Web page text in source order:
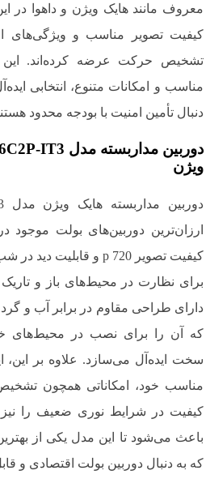
معروف مانند هایک ویژن و داهوا در
کیفیت تصویر مناسب و ویژگی‌های
تشخیص حرکت عرضه کرده‌اند. این
مناسب و امکانات متنوع، انتخابی
دنبال تأمین امنیت با بودجه محدود
ویژن
ارزان‌ترین دوربین‌های بولت موجود
برای نظارت در محیط‌های باز و
که آن را برای نصب در محیط‌های
سخت ایده‌آل می‌سازد. علاوه بر این،
مناسب خود، امکاناتی همچون
کیفیت در شرایط نوری ضعیف را نیز
باعث می‌شود تا این مدل یکی از
که به دنبال دوربین بولت اقتصادی و